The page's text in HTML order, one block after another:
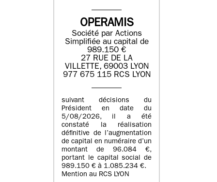
OPERAMIS
Société par Actions
Simplifiée au capital de
989.150 €
27 RUE DE LA
VILLETTE, 69003 LYON
977 675 115 RCS LYON
suivant décisions du
Président en date du
5/08/2026, il a été
constaté la réalisation
définitive de l’augmentation
de capital en numéraire d’un
montant de 96.084 €,
portant le capital social de
989.150 € à 1.085.234 €.
Mention au RCS LYON